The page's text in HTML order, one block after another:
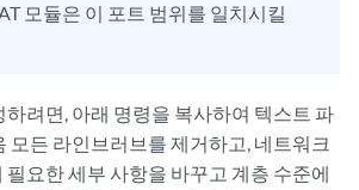
모듈은 이 포트 범위를 일치시킬
하려면, 아래 명령을 복사하여 텍스트 파
모든 라인브러브를 제거하고, 네트워크
필요한 세부 사항을 바꾸고 계층 수준에